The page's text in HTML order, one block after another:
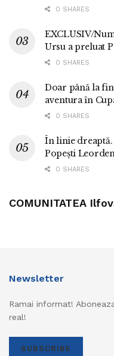
0 SHARES
EXCLUSIV/
Ursu a preluat
0 SHARES
Doar până la
aventura în
0 SHARES
În linie dreaptă.
Popești
0 SHARES
COMUNITATEA
Newsletter
Ramai informat!
real!
SUBSCRIBE